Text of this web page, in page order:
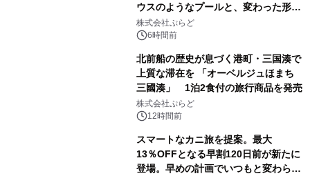
ウスのようなプールと、変わった形の
サウナも 「THE BOXY AWAJI」のお
得な素泊まり連泊プランで
株式会社ぷらど
6時間前
北前船の歴史が息づく港町・三国湊で
上質な滞在を 「オーベルジュほまち
三國湊」 1泊2食付の旅行商品を発売
株式会社ぷらど
12時間前
スマートなカニ旅を提案。最大
13％OFFとなる早割120日前が新たに
登場。早めの計画でいつもと変わらぬ